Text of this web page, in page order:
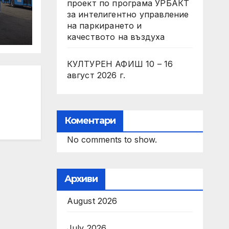
проект по програма УРБАКТ
за интелигентно управление
на паркирането и
качеството на въздуха
КУЛТУРЕН АФИШ 10 – 16
август 2026 г.
Коментари
No comments to show.
Архиви
August 2026